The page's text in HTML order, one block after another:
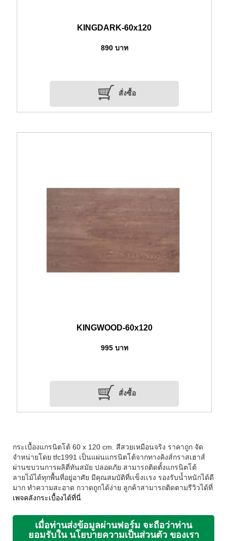
KINGDARK-60x120
890 บาท
สั่งซื้อ
KINGWOOD-60x120
995 บาท
สั่งซื้อ
กระเบื้องแกรนิตโต้ 60 x 120 cm. สีสวยเหมือนจริง ราคาถูก จัด
จำหน่ายโดย tfc1991 เป็นแผ่นแกรนิตโต้จากทางคิงส์กราสเฮาส์
ผ่านขบวนการผลิตี่ทันสมัย ปลอดภัย สามารถติดตั้งแกรนิตโต้
ลายไม้ได้ทุกพื้นที่อยู่อาศัย มีคุณสมบัติที่เเข็งเเรง รองรับน้ำหนักได้ดี
มาก ทำความสะอาด กวาดถูกได้ง่าย ลูกค้าสามารถติดตามรีวิวได้ที่
เพจคลังกระเบื้องได้ที่นี่
เมื่อท่านส่งข้อมูลผ่านฟอร์ม จะถือว่าท่าน
ยอมรับใน นโยบายความเป็นส่วนตัว ของเรา